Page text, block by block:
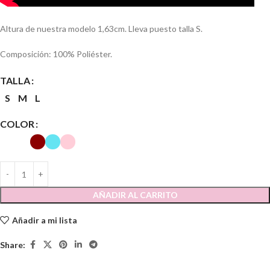
Altura de nuestra modelo 1,63cm. Lleva puesto talla S.
Composición: 100% Poliéster.
TALLA
S
M L
COLOR
AÑADIR AL CARRITO
Añadir a mi lista
Share: